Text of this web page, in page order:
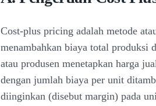
Cost-plus pricing adalah metode
menambahkan biaya total produksi
atau produsen menetapkan harga
dengan jumlah biaya per unit
diinginkan (disebut margin) pada